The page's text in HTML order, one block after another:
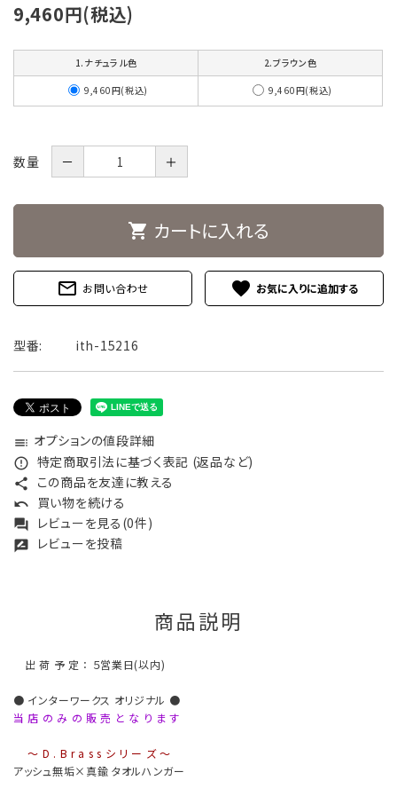
9,460円(税込)
1.ナチュラル色 2.ブラウン色
9,460円(税込) 9,460円(税込)
数量 － ＋
shopping_cart カートに入れる
mail_outline お問い合わせ favorite
型番: ith-15216
toc オプションの値段詳細
error_outline 特定商取引法に基づく表記 (返品など)
share この商品を友達に教える
undo 買い物を続ける
forum レビューを見る(0件)
rate_review レビューを投稿
商品説明
出 荷 予 定 ： ５営業日(以内)
● インターワークス オリジナル ●
当 店 の み の 販 売 と な り ま す
〜 D . B r a s s シ リ ー ズ 〜
アッシュ無垢×真鍮 タオルハンガー